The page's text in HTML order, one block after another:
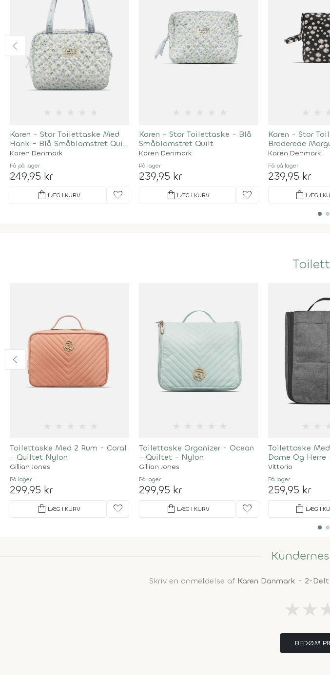
Karen - Stor Toilettaske Med
Hank - Blå Småblomstret Quilt
- Large
Karen Denmark
Få på lager
249,95 kr
shopping_bag LÆG I KURV favorite
Karen - Stor Toilettaske - Blå
Småblomstret Quilt
Karen Denmark
På lager
239,95 kr
shopping_bag LÆG I KURV favorite
Karen - Stor
Broderede
Large
Karen Denmark
Få på lager
239,95 kr
shopping_bag LÆG I
Toilettaske Med 2 Rum - Coral
- Quiltet Nylon
Gillian Jones
På lager
299,95 kr
shopping_bag LÆG I KURV favorite
Toilettaske Organizer - Ocean
- Quiltet - Nylon
Gillian Jones
På lager
299,95 kr
shopping_bag LÆG I KURV favorite
Toilettaske
Dame Og Herre
Vittorio
På lager
259,95 kr
shopping_bag LÆG I
Skriv en anmeldelse af Karen Danmark - 2-
★★
BEDØM